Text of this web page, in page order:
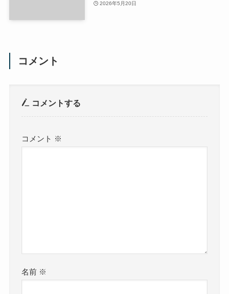
2026年5月20日
コメント
コメントする
コメント ※
名前 ※